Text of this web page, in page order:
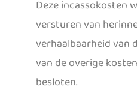
Deze incassokosten
versturen van
verhaalbaarheid van
van de overige
besloten.